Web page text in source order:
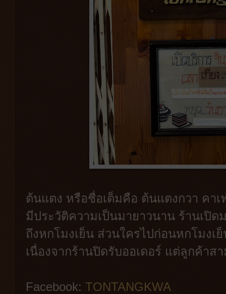
ต้นแตง หรือชื่อเต็มคือ ต้นแตงกวา คาเ
มีประวัติความเป็นมายาวนาน ร้านเปิด
ถึงหกโมงเย็น ส่วนใครไปก่อนหกโมง
เนื่องจากร้านปิดรับออเดอร์ แต่ลูกค้าส
Facebook: TONTANGKWA